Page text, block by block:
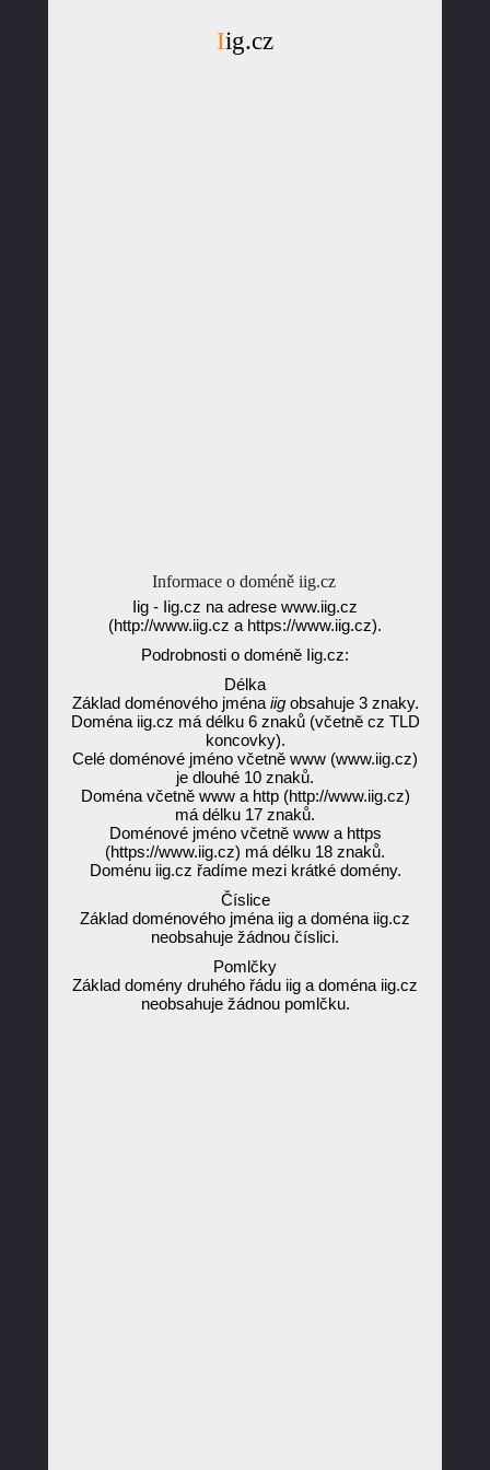
Iig.cz
Informace o doméně iig.cz
Iig - Iig.cz na adrese www.iig.cz
(http://www.iig.cz a https://www.iig.cz).
Podrobnosti o doméně Iig.cz:
Délka
Základ doménového jména iigobsahuje 3 znaky.
Doména iig.cz má délku 6 znaků (včetně cz TLD
koncovky).
Celé doménové jméno včetně www (www.iig.cz)
je dlouhé 10 znaků.
Doména včetně www a http (http://www.iig.cz)
má délku 17 znaků.
Doménové jméno včetně www a https
(https://www.iig.cz) má délku 18 znaků.
Doménu iig.cz řadíme mezi krátké domény.
Číslice
Základ doménového jména iig a doména iig.cz
neobsahuje žádnou číslici.
Pomlčky
Základ domény druhého řádu iig a doména iig.cz
neobsahuje žádnou pomlčku.